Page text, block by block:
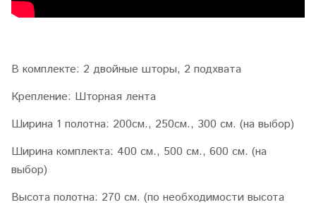
В комплекте: 2 двойные шторы, 2 подхвата
Крепление: Шторная лента
Ширина 1 полотна: 200см., 250см., 300 см. (на выбор)
Ширина комплекта: 400 см., 500 см., 600 см. (на
выбор)
Высота полотна: 270 см. (по необходимости высота